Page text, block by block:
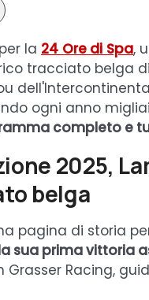
la 24 Ore di Spa,
tracciato belga
ogni anno
completo e
2025,
belga
pagina di storia
sua prima vittoria
Grasser Racing,